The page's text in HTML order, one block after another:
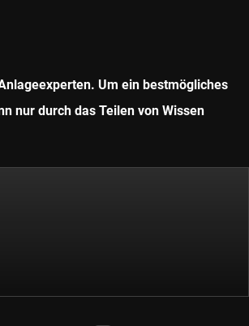
Um ein bestmögliches
nur durch das Teilen von Wissen